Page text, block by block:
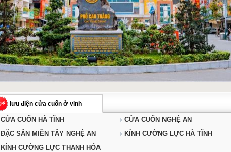
lưu điện cửa cuốn ở vinh
CỬA CUỐN HÀ TĨNH CỬA CUỐN NGHỆ AN
ĐẶC SẢN MIỀN TÂY NGHỆ AN
KÍNH CƯỜNG LỰC HÀ TĨNH
KÍNH CƯỜNG LỰC THANH HÓA